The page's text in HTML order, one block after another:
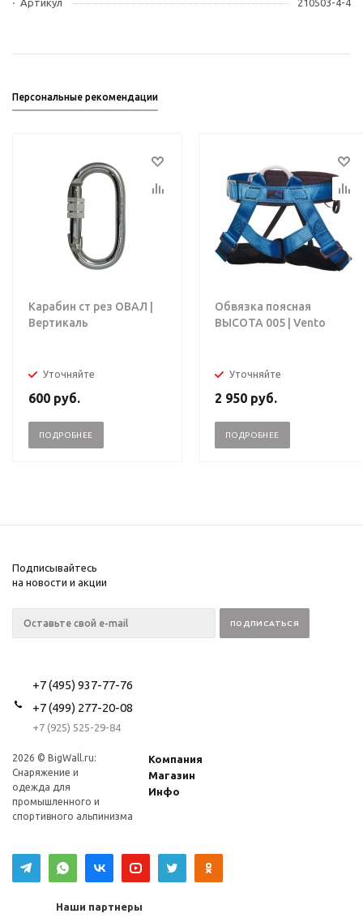
Артикул
210503-4-4
Персональные рекомендации
Карабин ст рез ОВАЛ |
Вертикаль
Уточняйте
600 руб.
ПОДРОБНЕЕ
Обвязка поясная
ВЫСОТА 005 | Vento
Уточняйте
2 950 руб.
ПОДРОБНЕЕ
Подписывайтесь
на новости и акции
+7 (495) 937-77-76
+7 (499) 277-20-08
+7 (925) 525-29-84
2026 © BigWall.ru:
Снаряжение и
одежда для
промышленного и
спортивного альпинизма
Компания
Магазин
Инфо
Наши партнеры